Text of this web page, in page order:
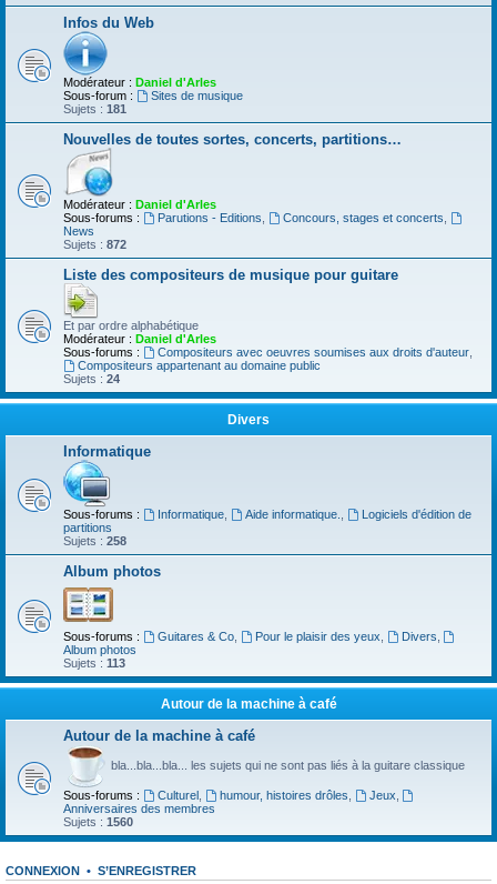
Infos du Web
Modérateur : Daniel d'Arles
Sous-forum :
Sites de musique
Sujets : 181
Nouvelles de toutes sortes, concerts, partitions…
Modérateur : Daniel d'Arles
Sous-forums :
Parutions - Editions Concours, stages et concerts
News
Sujets : 872
Liste des compositeurs de musique pour guitare
Et par ordre alphabétique
Modérateur : Daniel d'Arles
Sous-forums :
Compositeurs avec oeuvres soumises aux droits d'auteur,
Compositeurs appartenant au domaine public
Sujets : 24
Divers
Informatique
Sous-forums : Informatique, Aide informatique.
Logiciels d'édition de
partitions
Sujets : 258
Album photos
Sous-forums : Guitares & Co, Pour le plaisir des yeux Divers
Album photos
Sujets : 113
Autour de la machine à café
Autour de la machine à café
bla...bla...bla... les sujets qui ne sont pas liés à la guitare classique
Sous-forums : Culturel, humour, histoires drôles Jeux
Anniversaires des membres
Sujets : 1560
CONNEXION • S’ENREGISTRER